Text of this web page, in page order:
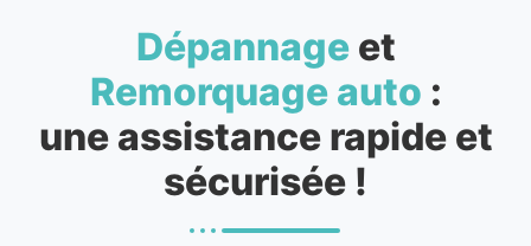
Dépannageet
Remorquage auto :
une assistance rapide et
sécurisée !